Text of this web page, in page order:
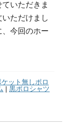
いただきま
ただけまし
今回のホー
ケット無しポロ
| 黒ポロシャツ